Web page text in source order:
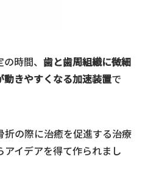
時間、 歯と歯周組織に微細
きやすくなる加速装置で
の際に治癒を促進する治療
イデアを得て作られまし